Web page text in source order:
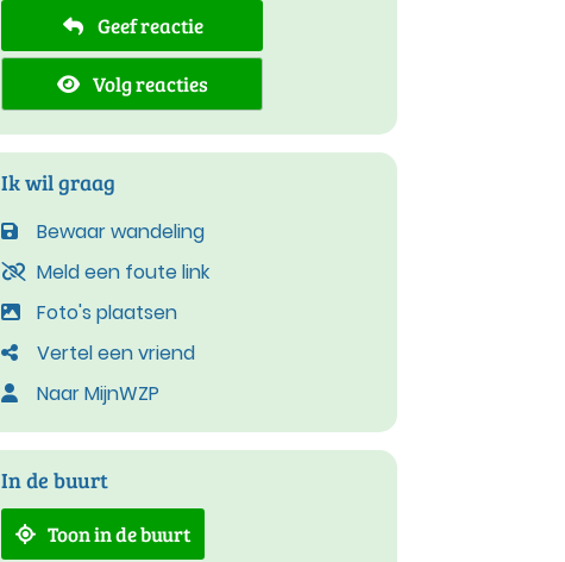
Geef reactie
Volg reacties
Ik wil graag
Bewaar wandeling
Meld een foute link
Foto's plaatsen
Vertel een vriend
Naar MijnWZP
In de buurt
Toon in de buurt